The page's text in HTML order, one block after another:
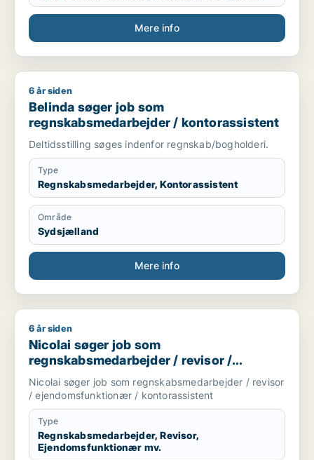
Mere info
Belinda søger job som regnskabsmedarbejder /
6 år siden
Belinda søger job som
regnskabsmedarbejder / kontorassistent
Deltidsstilling søges indenfor regnskab/bogholderi.
Type
Regnskabsmedarbejder, Kontorassistent
Område
Sydsjælland
Mere info
Nicolai søger job som regnskabsmedarbejder / revisor /
6 år siden
Nicolai søger job som
regnskabsmedarbejder / revisor /
ejendomsfunktionær / kontorassistent
Nicolai søger job som regnskabsmedarbejder / revisor
/ ejendomsfunktionær / kontorassistent
Type
Regnskabsmedarbejder, Revisor,
Ejendomsfunktionær mv.